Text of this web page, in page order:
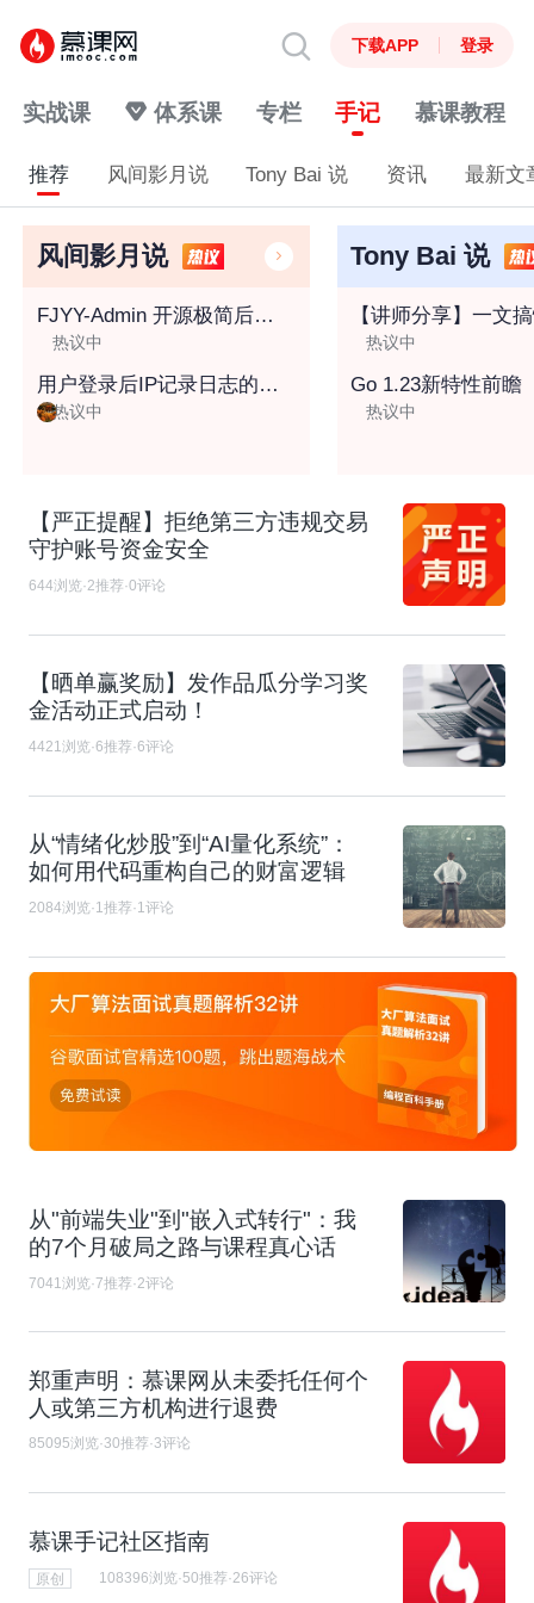
下载APP 登录
实战课 体系课 专栏 手记 慕课教程
推荐 风间影月说 Tony Bai 说 资讯 最新文
风间影月说
FJYY-Admin 开源极简后台管理系统，快速构建前端项目，更适合后端开发小伙伴的前端框架~
热议中
用户登录后IP记录日志的六种实现方案探讨
热议中
Tony Bai 说
热议中
Go 1.23新特性前瞻
热议中
【严正提醒】拒绝第三方违规交易
守护账号资金安全
644浏览·2推荐·0评论
【晒单赢奖励】发作品瓜分学习奖
金活动正式启动！
4421浏览·6推荐·6评论
从“情绪化炒股”到“AI量化系统”：
如何用代码重构自己的财富逻辑
2084浏览·1推荐·1评论
从"前端失业"到"嵌入式转行"：我
的7个月破局之路与课程真心话​
7041浏览·7推荐·2评论
郑重声明：慕课网从未委托任何个
人或第三方机构进行退费
85095浏览·30推荐·3评论
慕课手记社区指南
原创 108396浏览·50推荐·26评论